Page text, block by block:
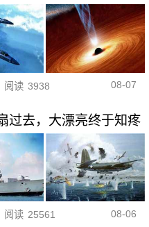
阅读 3938 08-07
过去，大漂亮终于知疼
阅读 25561 08-06